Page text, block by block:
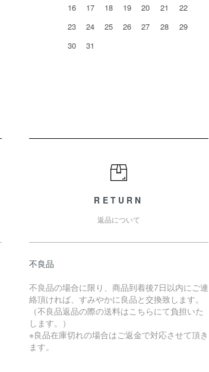
16
17 18 19 20 21
22
23
24 25 26 27 28
29
30
31
RETURN
返品について
不良品
不良品の場合に限り、商品到着後7日以内にご連
絡頂ければ、すみやかに良品と交換致します。
（不良品返品の際の送料はこちらにて負担いた
します。）
※良品在庫切れの場合はご返金で対応させて頂き
ます。